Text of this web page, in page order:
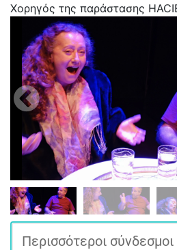
Χορηγός της παράστασης
Περισσότεροι σύνδεσμοι